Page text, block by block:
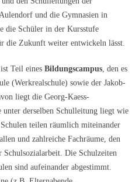
und die Gymnasien in
die Schüler in der Kursstufe
die Zukunft weiter entwickeln lässt.
Teil eines Bildungscampus, den es
(Werkrealschule) sowie der Jakob-
liegt die Georg-Kaess-
unter derselben Schulleitung liegt wie
teilen räumlich miteinander
und zahlreiche Fachräume, den
Schulsozialarbeit. Die Schulzeiten
sind aufeinander abgestimmt.